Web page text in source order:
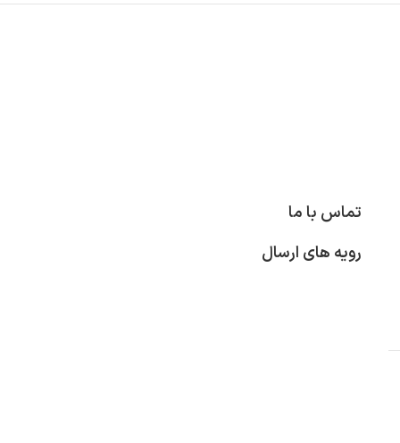
تماس با ما
رویه های ارسال